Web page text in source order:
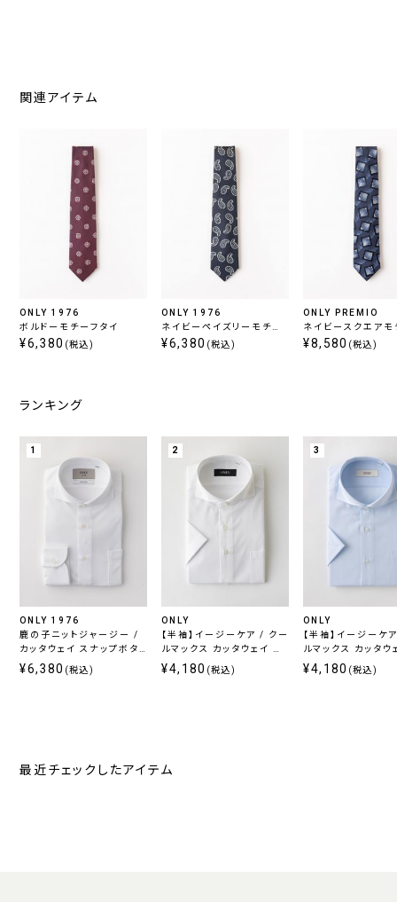
関連アイテム
ONLY 1976
ボルドーモチーフタイ
¥6,380 (税込)
ONLY 1976
ネイビーペイズリーモチー
フタイ
¥6,380 (税込)
ONLY PREMIO
ネイビースクエアモ
タイ
¥8,580 (税込)
ランキング
1
ONLY 1976
鹿の子ニットジャージー /
カッタウェイ スナップボタ
ン ホワイト 無地 定番
¥6,380 (税込)
2
ONLY
【半袖】イージーケア / クー
ルマックス カッタウェイ ス
ナップボタン付き
¥4,180 (税込)
3
ONLY
【半袖】イージーケ
ルマックス カッタウ
ナップボタン付き
¥4,180 (税込)
最近チェックしたアイテム